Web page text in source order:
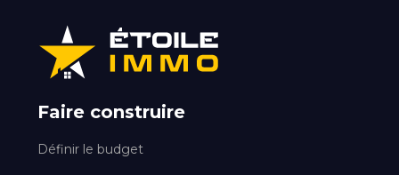
Faire construire
Définir le budget